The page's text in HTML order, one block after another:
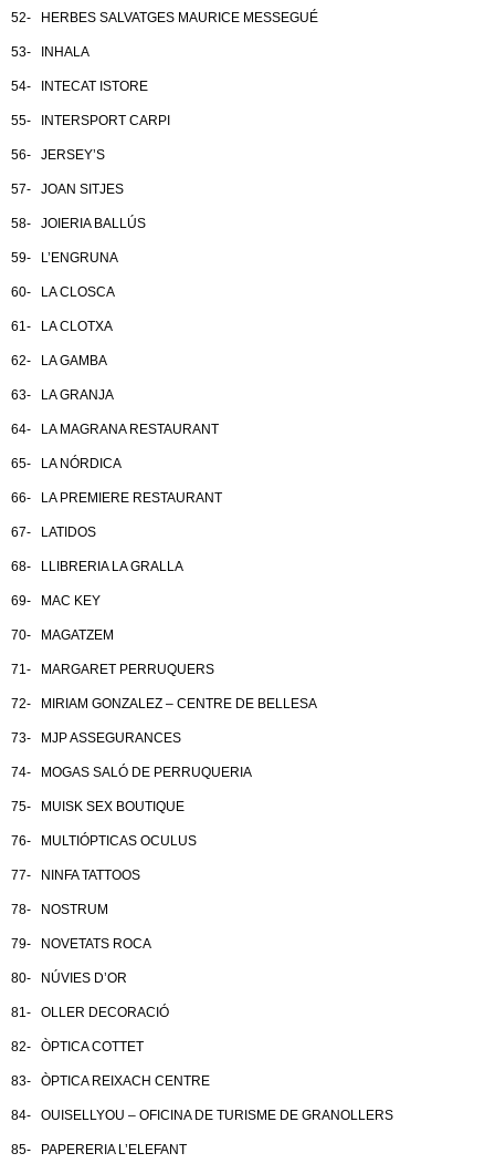
52- HERBES SALVATGES MAURICE MESSEGUÉ
53- INHALA
54- INTECAT ISTORE
55- INTERSPORT CARPI
56- JERSEY’S
57- JOAN SITJES
58- JOIERIA BALLÚS
59- L’ENGRUNA
60- LA CLOSCA
61- LA CLOTXA
62- LA GAMBA
63- LA GRANJA
64- LA MAGRANA RESTAURANT
65- LA NÓRDICA
66- LA PREMIERE RESTAURANT
67- LATIDOS
68- LLIBRERIA LA GRALLA
69- MAC KEY
70- MAGATZEM
71- MARGARET PERRUQUERS
72- MIRIAM GONZALEZ – CENTRE DE BELLESA
73- MJP ASSEGURANCES
74- MOGAS SALÓ DE PERRUQUERIA
75- MUISK SEX BOUTIQUE
76- MULTIÓPTICAS OCULUS
77- NINFA TATTOOS
78- NOSTRUM
79- NOVETATS ROCA
80- NÚVIES D’OR
81- OLLER DECORACIÓ
82- ÒPTICA COTTET
83- ÒPTICA REIXACH CENTRE
84- OUISELLYOU – OFICINA DE TURISME DE GRANOLLERS
85- PAPERERIA L’ELEFANT